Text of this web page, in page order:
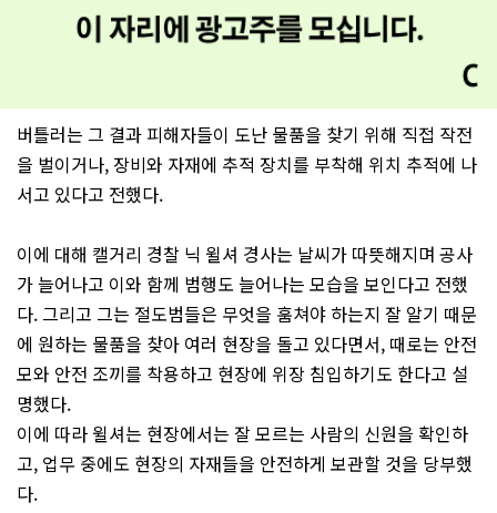
버틀러는 그 결과 피해자들이 도난 물품을 찾기 위해 직접 작전
을 벌이거나, 장비와 자재에 추적 장치를 부착해 위치 추적에 나
서고 있다고 전했다.
이에 대해 캘거리 경찰 닉 윌셔 경사는 날씨가 따뜻해지며 공사
가 늘어나고 이와 함께 범행도 늘어나는 모습을 보인다고 전했
다. 그리고 그는 절도범들은 무엇을 훔쳐야 하는지 잘 알기 때문
에 원하는 물품을 찾아 여러 현장을 돌고 있다면서, 때로는 안전
모와 안전 조끼를 착용하고 현장에 위장 침입하기도 한다고 설
명했다.
이에 따라 윌셔는 현장에서는 잘 모르는 사람의 신원을 확인하
고, 업무 중에도 현장의 자재들을 안전하게 보관할 것을 당부했
다.